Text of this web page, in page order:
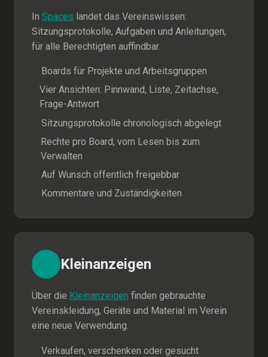
In Spaces landet das Vereinswissen:
Sitzungsprotokolle, Aufgaben und Anleitungen,
für alle Berechtigten auffindbar.
Boards für Projekte und Arbeitsgruppen
Vier Ansichten: Pinnwand, Liste, Zeitachse,
Frage-Antwort
Sitzungsprotokolle chronologisch abgelegt
Rechte pro Board, vom Lesen bis zum
Verwalten
Auf Wunsch öffentlich freigebbar
Kommentare und Zuständigkeiten
Kleinanzeigen
Über die Kleinanzeigen finden gebrauchte
Vereinskleidung, Geräte und Material im Verein
eine neue Verwendung.
Verkaufen, verschenken oder gesucht